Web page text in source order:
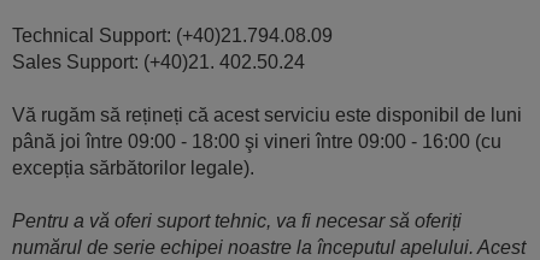
Technical Support: (+40)21.794.08.09
Sales Support: (+40)21. 402.50.24
Vă rugăm să rețineți că acest serviciu este disponibil de luni
până joi între 09:00 - 18:00 şi vineri între 09:00 - 16:00 (cu
excepția sărbătorilor legale).
Pentru a vă oferi suport tehnic, va fi necesar să oferiți
numărul de serie echipei noastre la începutul apelului. Acest